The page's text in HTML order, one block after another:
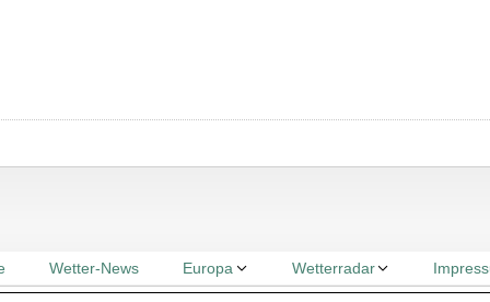
Wetter-News Europa Wetterradar